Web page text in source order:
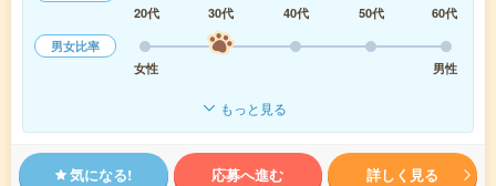
20代
30代 40代 50代
60代
男女比率
女性
男性
もっと見る
気になる! 応募へ進む 詳しく見る